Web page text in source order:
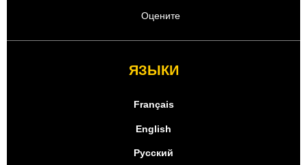
Оцените
ЯЗЫКИ
Français
English
Русский